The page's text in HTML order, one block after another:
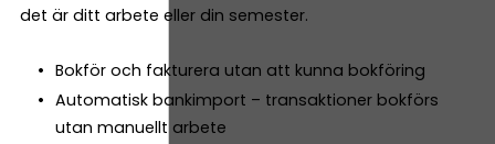
det är ditt arbete eller din semester.
Bokför och fakturera utan att kunna bokföring
Automatisk bankimport – transaktioner bokförs
utan manuellt arbete